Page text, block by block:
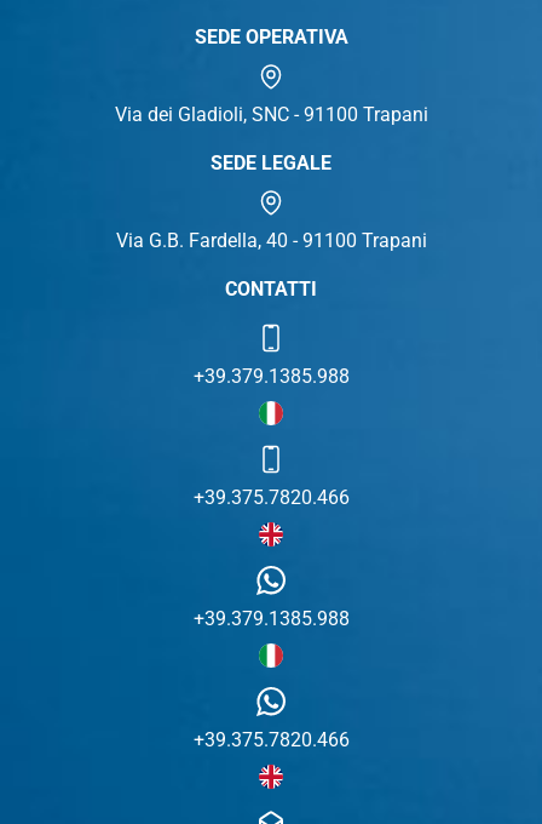
SEDE OPERATIVA
Via dei Gladioli, SNC - 91100 Trapani
SEDE LEGALE
Via G.B. Fardella, 40 - 91100 Trapani
CONTATTI
+39.379.1385.988
+39.375.7820.466
+39.379.1385.988
+39.375.7820.466